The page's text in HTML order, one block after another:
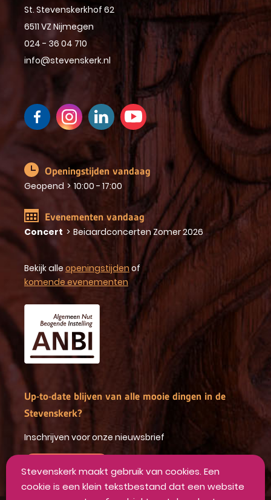
St. Stevenskerkhof 62
6511 VZ Nijmegen
024 - 36 04 710
info@stevenskerk.nl
Openingstijden vandaag
Geopend > 10:00 - 17:00
Evenementen vandaag
Concert > Beiaardconcerten Zomer 2026
Bekijk alle openingstijden of
komende evenementen
Up-to-date blijven van alle mooie dingen in de
Stevenskerk?
Inschrijven voor onze nieuwsbrief
Stevenskerk maakt gebruik van cookies. Een
cookie is een klein tekstbestand dat een website